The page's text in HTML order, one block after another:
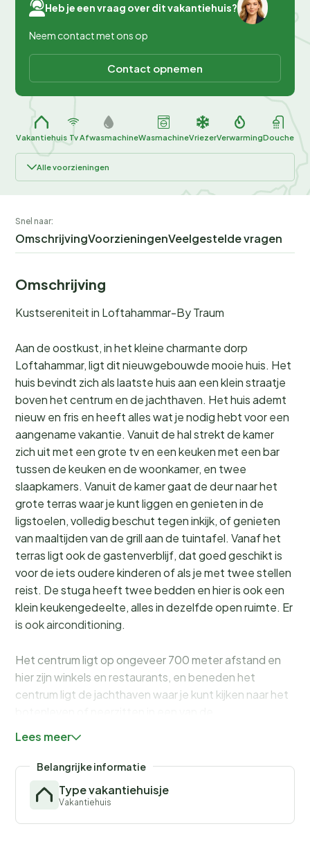
Heb je een vraag over dit vakantiehuis?
Neem contact met ons op
Contact opnemen
Vakantiehuis TvAfwasmachineWasmachineVriezerVerwarmingDouche
Alle voorzieningen
Snel naar:
OmschrijvingVoorzieningenVeelgestelde vragen
Omschrijving
Kustsereniteit in Loftahammar-By Traum
Aan de oostkust, in het kleine charmante dorp
Loftahammar, ligt dit nieuwgebouwde mooie huis. Het
huis bevindt zich als laatste huis aan een klein straatje
boven het centrum en de jachthaven. Het huis ademt
nieuw en fris en heeft alles wat je nodig hebt voor een
aangename vakantie. Vanuit de hal strekt de kamer
zich uit met een grote tv en een keuken met een bar
tussen de keuken en de woonkamer, en twee
slaapkamers. Vanuit de kamer gaat de deur naar het
grote terras waar je kunt liggen en genieten in de
ligstoelen, volledig beschut tegen inkijk, of genieten
van maaltijden van de grill aan de tuintafel. Vanaf het
terras ligt ook de gastenverblijf, dat goed geschikt is
voor de iets oudere kinderen of als je met twee stellen
reist. De stuga heeft twee bedden en hier is ook een
klein keukengedeelte, alles in dezelfde open ruimte. Er
is ook airconditioning.
Het centrum ligt op ongeveer 700 meter afstand en
hier zijn winkels en restaurants, en beneden het
centrum ligt de jachthaven waar je kunt kijken naar het
eilanden wilt gaan, is er in de zomer veerdienst vanuit
Loftahammar, en daar zijn ook restaurants en
Lees meer
Belangrijke informatie
Type vakantiehuisje
Vakantiehuis